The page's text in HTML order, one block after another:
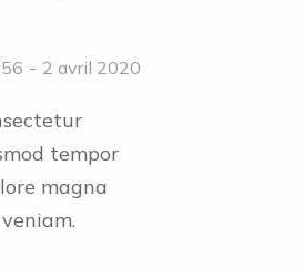
2 avril 2020
tempor
magna